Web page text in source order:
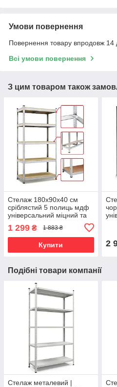
Умови повернення
Повернення товару впродовж 14
Всі умови повернення
З цим товаром також
Стелаж 180х90х40 см
сріблястий 5 полиць мдф
універсальний міцний та
оцинкований з металу не
псує підлогу
1 299 ₴ 1 883 ₴
Купити 2
Подібні товари компанії
Стелаж металевий |